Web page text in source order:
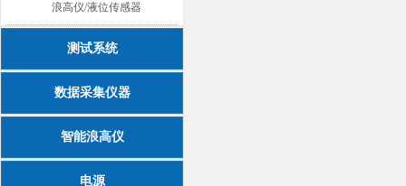
浪高仪/液位传感器
测试系统
数据采集仪器
智能浪高仪
电源